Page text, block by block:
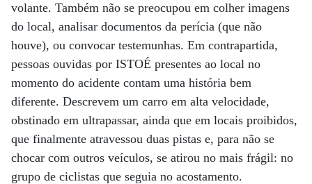
volante. Também não se preocupou em colher imagens
do local, analisar documentos da perícia (que não
houve), ou convocar testemunhas. Em contrapartida,
pessoas ouvidas por ISTOÉ presentes ao local no
momento do acidente contam uma história bem
diferente. Descrevem um carro em alta velocidade,
obstinado em ultrapassar, ainda que em locais proibidos,
que finalmente atravessou duas pistas e, para não se
chocar com outros veículos, se atirou no mais frágil: no
grupo de ciclistas que seguia no acostamento.